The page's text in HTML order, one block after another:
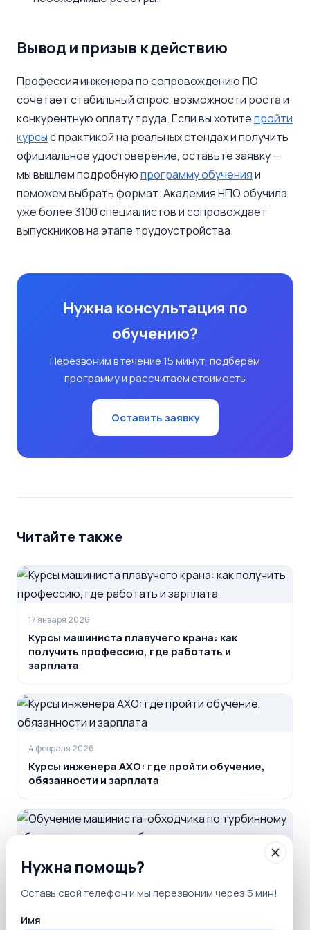
Вывод и призыв к действию
Профессия инженера по сопровождению ПО
сочетает стабильный спрос, возможности роста и
конкурентную оплату труда. Если вы хотитепройти
курсыс практикой на реальных стендах и получить
официальное удостоверение, оставьте заявку —
мы вышлем подробнуюпрограмму обученияи
поможем выбрать формат. Академия НПО обучила
уже более 3100 специалистов и сопровождает
выпускников на этапе трудоустройства.
Нужна консультация по
обучению?
Перезвоним в течение 15 минут, подберём
программу и рассчитаем стоимость
Оставить заявку
Читайте также
17 января 2026
Курсы машиниста плавучего крана: как
получить профессию, где работать и
зарплата
4 февраля 2026
Курсы инженера АХО: где пройти обучение,
обязанности и зарплата
Обучение машиниста-обходчика по
Нужна помощь?
Оставь свой телефон и мы перезвоним через 5 мин!
Имя